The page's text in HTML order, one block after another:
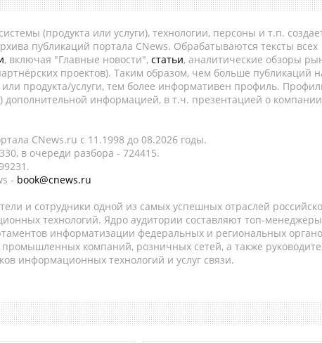
(продукта или услуги), технологии, персоны и т.п.
публикаций портала CNews. Обрабатываются тексты всех
, включая "Главные новости", статьи, аналитические обзоры
проектов). Таким образом, чем больше публикаций
продукта/услуги, тем более информативен профиль.
дополнительной информацией, в т.ч. презентацией о
CNews.ru c 11.1998 до 08.2026 годы.
в очереди разбора - 724415.
- book@cnews.ru
и сотрудники одной из самых успешных отраслей
технологий. Ядро аудитории составляют топ-
информатизации федеральных и региональных
промышленных компаний, розничных сетей, а также
информационных технологий и услуг связи.